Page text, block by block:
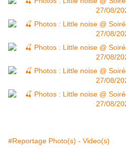
#Reportage Photo(s) - Video(s)